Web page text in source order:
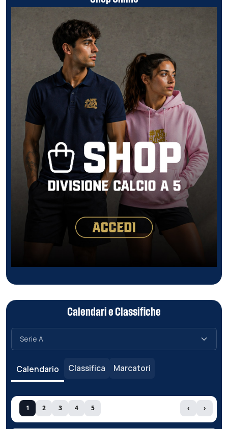
Calendari e Classifiche
Calendario Classifica Marcatori
1 2 3 4 5 ‹ ›